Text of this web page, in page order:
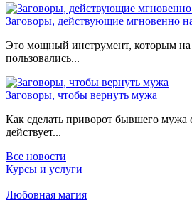
Заговоры, действующие мгновенно
Это мощный инструмент, которым на
пользовались...
Заговоры, чтобы вернуть мужа
Как сделать приворот бывшего мужа
действует...
Все новости
Курсы и услуги
Любовная магия